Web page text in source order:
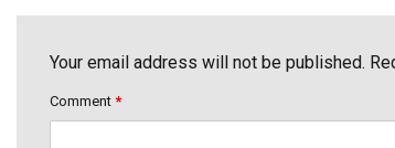
Your email address will not be published.
Comment *